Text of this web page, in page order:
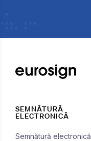
SEMNĂTURĂ
ELECTRONICĂ
Semnătură electronică